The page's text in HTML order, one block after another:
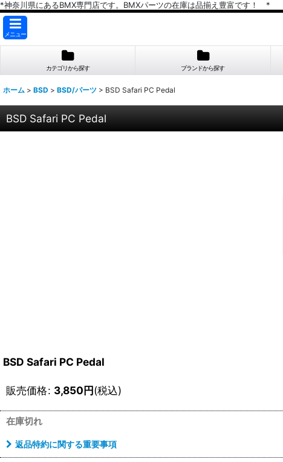
*神奈川県にあるBMX専門店です。BMXパーツの在庫は品揃え豊富です！ *
メニュー
カテゴリから探す ブランドから探す
ホーム > BSD > BSD/パーツ > BSD Safari PC Pedal
BSD Safari PC Pedal
BSD Safari PC Pedal
販売価格: 3,850円(税込)
在庫切れ
返品特約に関する重要事項